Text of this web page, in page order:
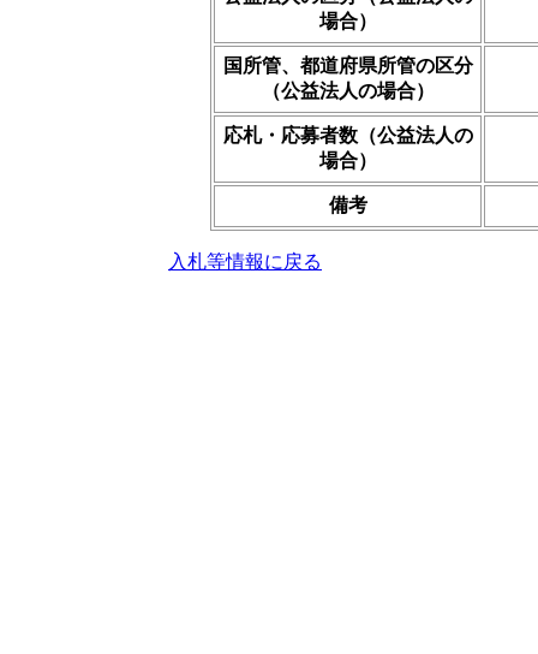
場合）
国所管、都道府県所管の区分
（公益法人の場合）
応札・応募者数（公益法人の
場合）
備考
入札等情報に戻る